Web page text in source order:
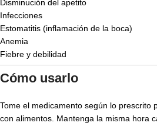
Disminución del apetito
Infecciones
Estomatitis (inflamación de la boca)
Anemia
Fiebre y debilidad
Cómo usarlo
Tome el medicamento según lo prescrito
con alimentos. Mantenga la misma hora